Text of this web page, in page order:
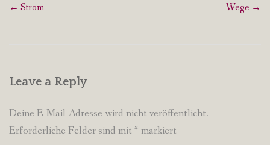
Post
← Strom Wege →
Leave a Reply
Deine E-Mail-Adresse wird nicht veröffentlicht.
Erforderliche Felder sind mit * markiert